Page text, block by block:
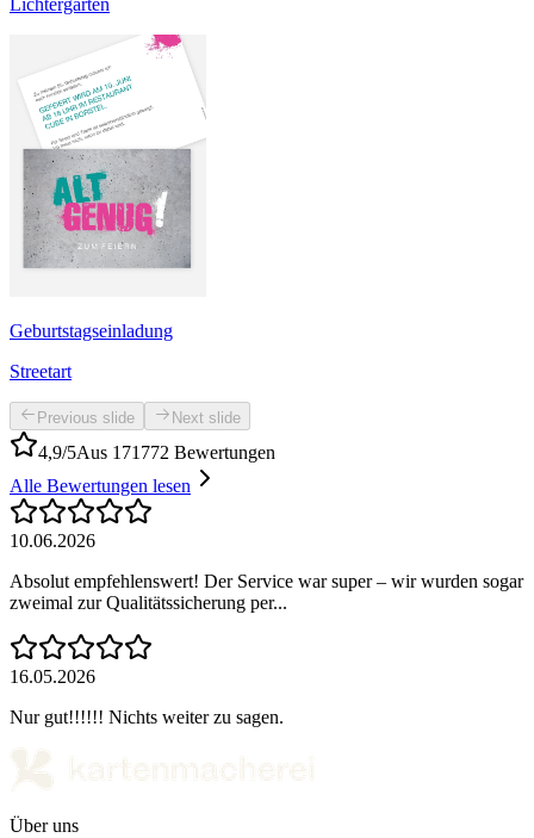
Lichtergarten
Geburtstagseinladung
Streetart
Previous slide Next slide
4,9/5Aus 171772 Bewertungen
Alle Bewertungen lesen
10.06.2026
Absolut empfehlenswert! Der Service war super – wir wurden sogar
zweimal zur Qualitätssicherung per...
16.05.2026
Nur gut!!!!!! Nichts weiter zu sagen.
Über uns